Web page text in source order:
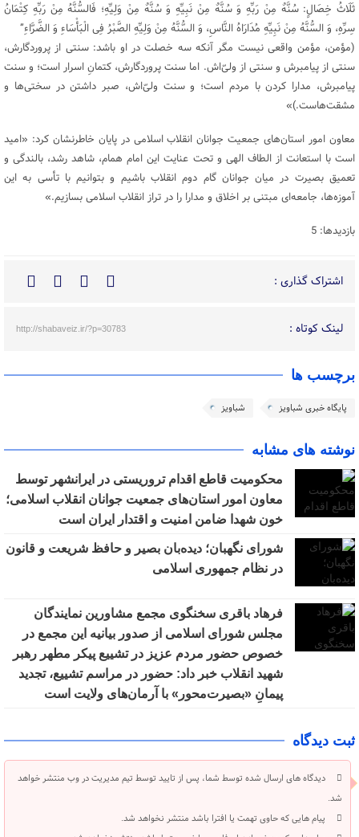
ثَلَاثُ خِصَالٍ: سُنَّهٌ مِنْ رَبِّهِ وَ سُنَّهٌ مِنْ نَبِیِّهِ وَ سُنَّهٌ مِنْ وَلِیِّهِ؛ فَالسُّنَّهُ مِنْ رَبِّهِ کِتْمَانُ
سِرِّهِ، وَ السُّنَّهُ مِنْ نَبِیِّهِ مُدَارَاهُ النَّاسِ، وَ السُّنَّهُ مِنْ وَلِیِّهِ الصَّبْرُ فِی الْبَأْسَاءِ وَ الضَّرَّاءِ”
(مؤمن، مؤمن واقعی نیست مگر آنکه سه خصلت در او باشد: سنتی از پروردگارش،
سنتی از پیامبرش و سنتی از ولیّ‌اش. اما سنت پروردگارش، کتمانِ اسرار است؛ و سنت
پیامبرش، مدارا کردن با مردم است؛ و سنت ولیّ‌اش، صبر داشتن در سختی‌ها و
مشقت‌هاست.)»
معاون امور استان‌های جمعیت جوانان انقلاب اسلامی در پایان خاطرنشان کرد: «امید
است با استعانت از الطاف الهی و تحت عنایت این امام همام، شاهد رشد، بالندگی و
تعمیق بصیرت در میان جوانان گام دوم انقلاب باشیم و بتوانیم با تأسی به این
آموزه‌ها، جامعه‌ای مبتنی بر اخلاق و مدارا را در تراز انقلاب اسلامی بسازیم.»
بازدیدها: 5
اشتراک گذاری :
لینک کوتاه : http://shabaveiz.ir/?p=30783
برچسب ها
پایگاه خبری شباویز شباویز
نوشته های مشابه
محکومیت قاطع اقدام تروریستی در ایرانشهر توسط
معاون امور استان‌های جمعیت جوانان انقلاب اسلامی؛
خون شهدا ضامن امنیت و اقتدار ایران است
شورای نگهبان؛ دیده‌بان بصیر و حافظ شریعت و قانون
در نظام جمهوری اسلامی
فرهاد باقری سخنگوی مجمع مشاورین نمایندگان
مجلس شورای اسلامی از صدور بیانیه این مجمع در
خصوص حضور مردم عزیز در تشییع پیکر مطهر رهبر
شهید انقلاب خبر داد: حضور در مراسم تشییع، تجدید
پیمانِ «بصیرت‌محور» با آرمان‌های ولایت است
ثبت دیدگاه
دیدگاه های ارسال شده توسط شما، پس از تایید توسط تیم مدیریت در وب منتشر خواهد
شد.
پیام هایی که حاوی تهمت یا افترا باشد منتشر نخواهد شد.